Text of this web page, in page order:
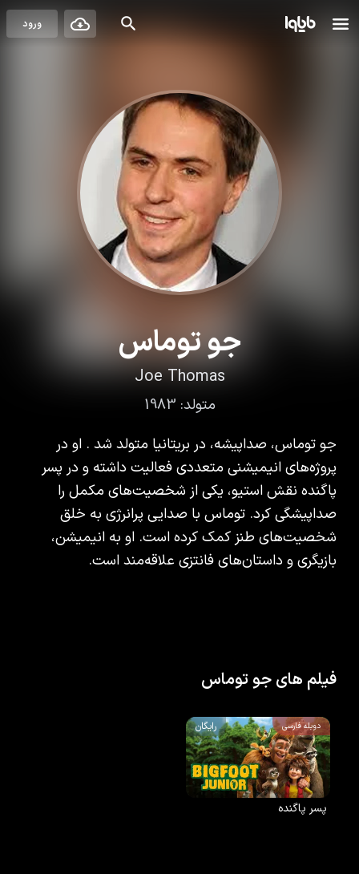
ورود
جو توماس
Joe Thomas
متولد: 1983
جو توماس، صداپیشه، در بریتانیا متولد شد . او در
پروژه‌های انیمیشنی متعددی فعالیت داشته و در پسر
پاگنده نقش استیو، یکی از شخصیت‌های مکمل را
صداپیشگی کرد. توماس با صدایی پرانرژی به خلق
شخصیت‌های طنز کمک کرده است. او به انیمیشن،
بازیگری و داستان‌های فانتزی علاقه‌مند است.
فیلم های جو توماس
دوبله فارسی رایگان
پسر پاگنده